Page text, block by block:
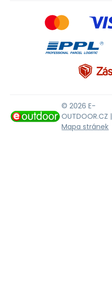
© 2026 E-
OUTDOOR.CZ |
Mapa stránek